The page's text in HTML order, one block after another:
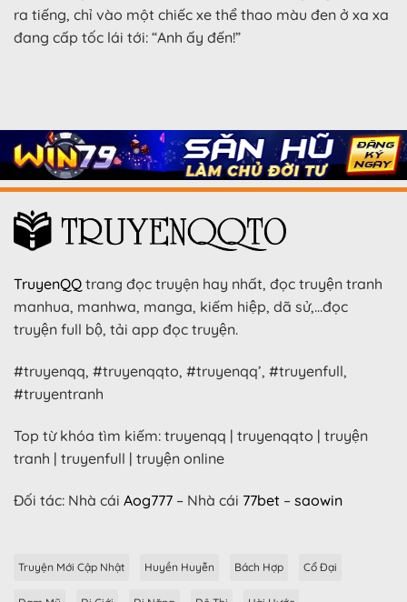
ra tiếng, chỉ vào một chiếc xe thể thao màu đen ở xa xa
đang cấp tốc lái tới: “Anh ấy đến!”
TruyenQQ trang đọc truyện hay nhất, đọc truyện tranh
manhua, manhwa, manga, kiếm hiệp, dã sử,…đọc
truyện full bộ, tải app đọc truyện.
#truyenqq, #truyenqqto, #truyenqq’, #truyenfull,
#truyentranh
Top từ khóa tìm kiếm: truyenqq | truyenqqto | truyện
tranh | truyenfull | truyện online
Đối tác: Nhà cái Aog777 – Nhà cái 77bet – saowin
Truyện Mới Cập Nhật Huyền Huyễn Bách Hợp Cổ Đại